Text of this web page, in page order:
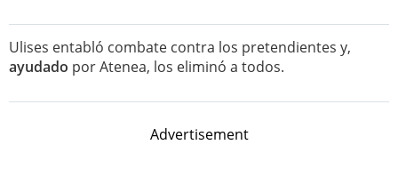
Ulises entabló combate contra los pretendientes y,
ayudado por Atenea, los eliminó a todos.
Advertisement